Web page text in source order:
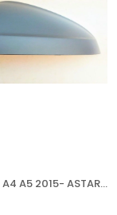
KAPAK AUDİ A4 A5 2015- ASTARLI SOL